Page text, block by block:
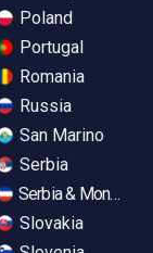
Poland
Portugal
Romania
Russia
San Marino
Serbia
Serbia &
Slovakia